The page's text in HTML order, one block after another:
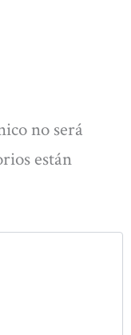
no será
están